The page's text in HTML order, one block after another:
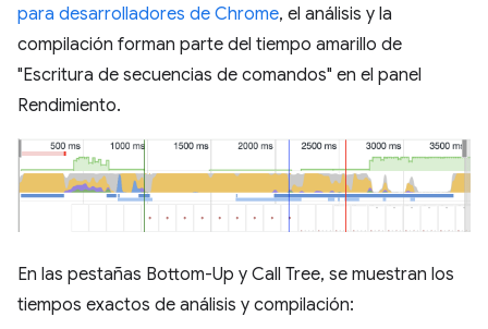
para desarrolladores de Chrome, el análisis y la
compilación forman parte del tiempo amarillo de
"Escritura de secuencias de comandos" en el panel
Rendimiento.
En las pestañas Bottom-Up y Call Tree, se muestran los
tiempos exactos de análisis y compilación: